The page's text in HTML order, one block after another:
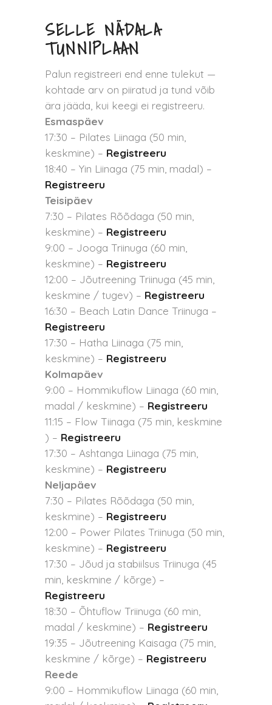
SELLE NÄDALA
TUNNIPLAAN
Palun registreeri end enne tulekut —
kohtade arv on piiratud ja tund võib
ära jääda, kui keegi ei registreeru.
Esmaspäev
17:30 – Pilates Liinaga (50 min,
keskmine) – Registreeru
18:40 – Yin Liinaga (75 min, madal) –
Registreeru
Teisipäev
7:30 – Pilates Rõõdaga (50 min,
keskmine) – Registreeru
9:00 – Jooga Triinuga (60 min,
keskmine) – Registreeru
12:00 – Jõutreening Triinuga (45 min,
keskmine / tugev) – Registreeru
16:30 – Beach Latin Dance Triinuga –
Registreeru
17:30 – Hatha Liinaga (75 min,
keskmine) – Registreeru
Kolmapäev
9:00 – Hommikuflow Liinaga (60 min,
madal / keskmine) – Registreeru
11:15 – Flow Tiinaga (75 min, keskmine
) – Registreeru
17:30 – Ashtanga Liinaga (75 min,
keskmine) – Registreeru
Neljapäev
7:30 – Pilates Rõõdaga (50 min,
keskmine) – Registreeru
12:00 – Power Pilates Triinuga (50 min,
keskmine) – Registreeru
17:30 – Jõud ja stabiilsus Triinuga (45
min, keskmine / kõrge) –
Registreeru
18:30 – Õhtuflow Triinuga (60 min,
madal / keskmine) – Registreeru
19:35 – Jõutreening Kaisaga (75 min,
keskmine / kõrge) – Registreeru
Reede
9:00 – Hommikuflow Liinaga (60 min,